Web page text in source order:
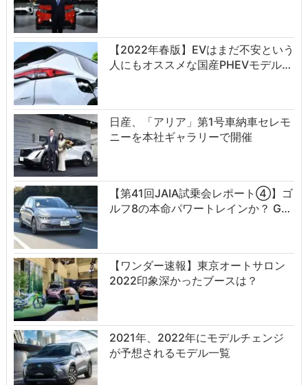
【2022年春版】EVはまだ不安という
人にもオススメな国産PHEVモデル…
日産、「アリア」第1号車納車セレモ
ニーを本社ギャラリーで開催
【第41回JAIA試乗会レポート④】ゴ
ルフ8の本命パワートレインか？ G…
【ワンダー速報】東京オートサロン
2022印象深かったブースは？
2021年、2022年にモデルチェンジ
が予想されるモデル一覧